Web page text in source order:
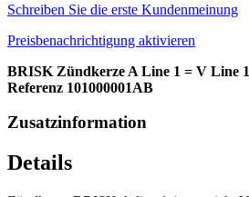
Schreiben Sie die erste Kundenmeinung
Preisbenachrichtigung aktivieren
BRISK Zündkerze A Line 1 = V Line 1
Referenz 101000001AB
Zusatzinformation
Details